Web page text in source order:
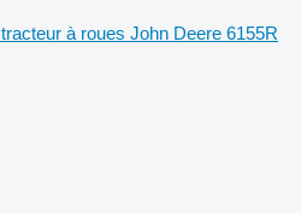
tracteur à roues John Deere 6155R